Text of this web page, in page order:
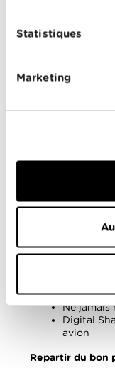
Statistiques
Marketing
Créer de
créatif. Une
Mario Sgarrella
Autrement dit,
Pas de
Pas de
Pas de
voiture
Ne jamais
Digital
avion
Repartir du bon